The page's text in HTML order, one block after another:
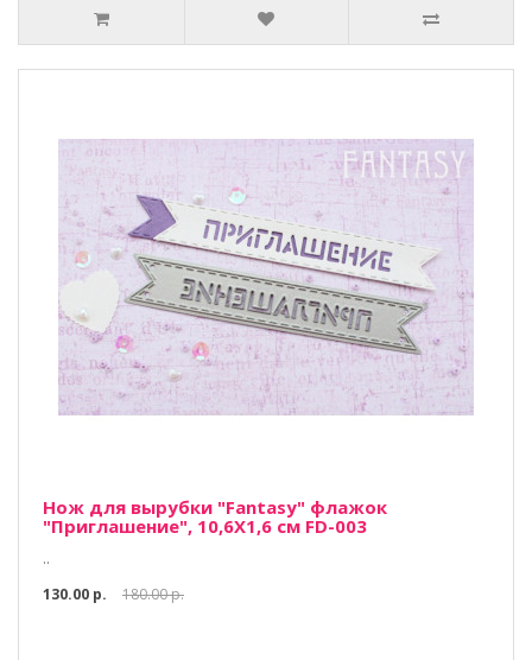
Нож для вырубки "Fantasy" флажок
"Приглашение", 10,6Х1,6 см FD-003
..
130.00 р.
180.00 р.